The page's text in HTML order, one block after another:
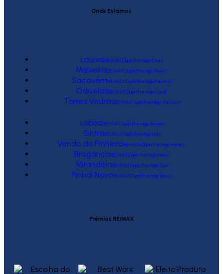
Onde Estamos
Loures(RE/MAX Duplo Prestígio One)
Malveira(RE/MAX Duplo Prestígio West)
Sacavém(RE/MAX Duplo Prestígio Factory)
Odivelas(RE/MAX Duplo Prestígio Local)
Torres Vedras(RE/MAX Duplo Prestígio Várzea)
Lisboa(RE/MAX Duplo Prestígio Action)
Sintra(RE/MAX Duplo Prestígio Link)
Venda do Pinheiro(RE/MAX Duplo Prestígio Raízes)
Bragança(RE/MAX Duplo Prestígio Urbis)
Mirandela(RE/MAX Duplo Prestígio Tua)
Pinhal Novo(RE/MAX Duplo Prestígio Novo)
Prémios RE/MAX